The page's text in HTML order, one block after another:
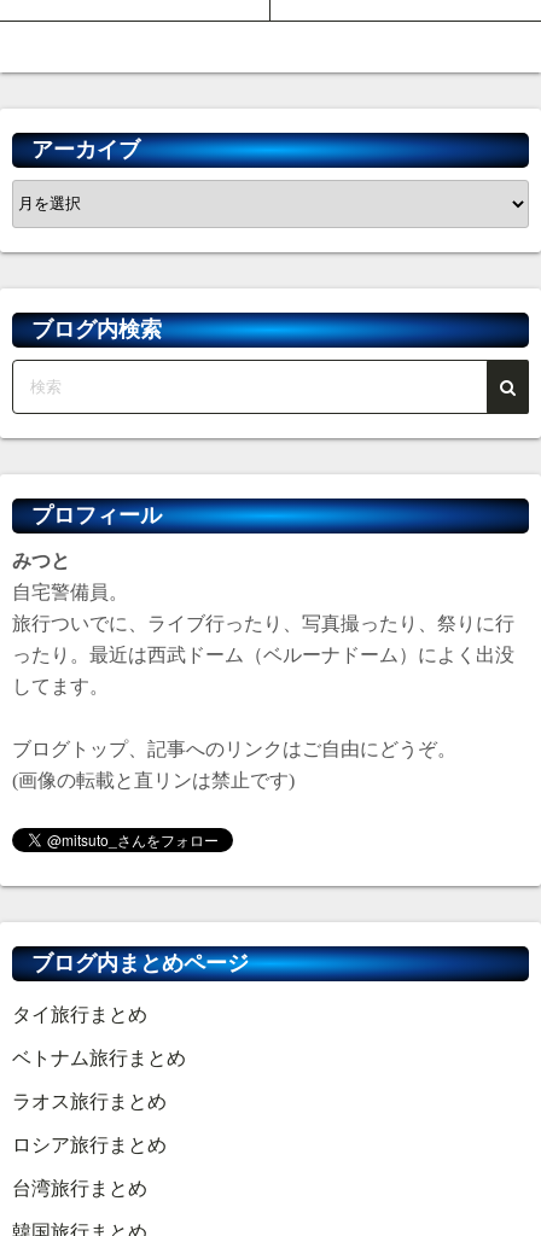
アーカイブ
ア
ー
カ
イ
ブブログ内検索
プロフィール
みつと
自宅警備員。
旅行ついでに、ライブ行ったり、写真撮ったり、祭りに行
ったり。最近は西武ドーム（ベルーナドーム）によく出没
してます。
ブログトップ、記事へのリンクはご自由にどうぞ。
(画像の転載と直リンは禁止です)
ブログ内まとめページ
タイ旅行まとめ
ベトナム旅行まとめ
ラオス旅行まとめ
ロシア旅行まとめ
台湾旅行まとめ
韓国旅行まとめ